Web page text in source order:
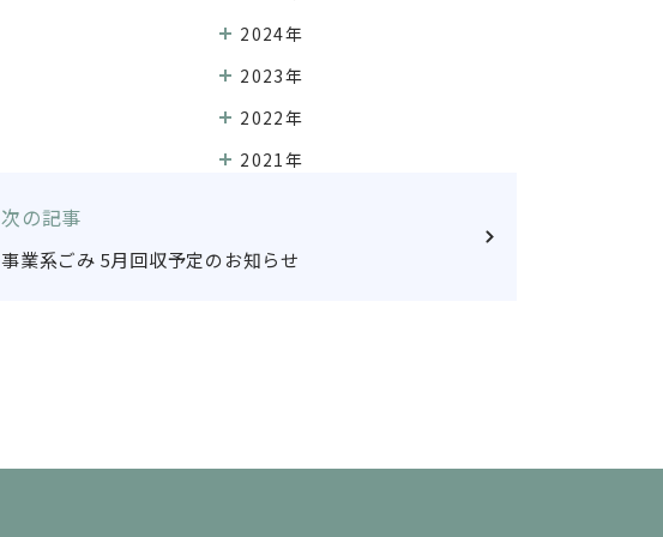
2024年
2023年
2022年
2021年
次の記事
事業系ごみ 5月回収予定のお知らせ